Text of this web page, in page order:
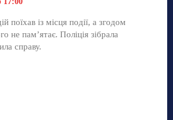
поїхав із місця події, а згодом
не пам’ятає. Поліція зібрала
справу.